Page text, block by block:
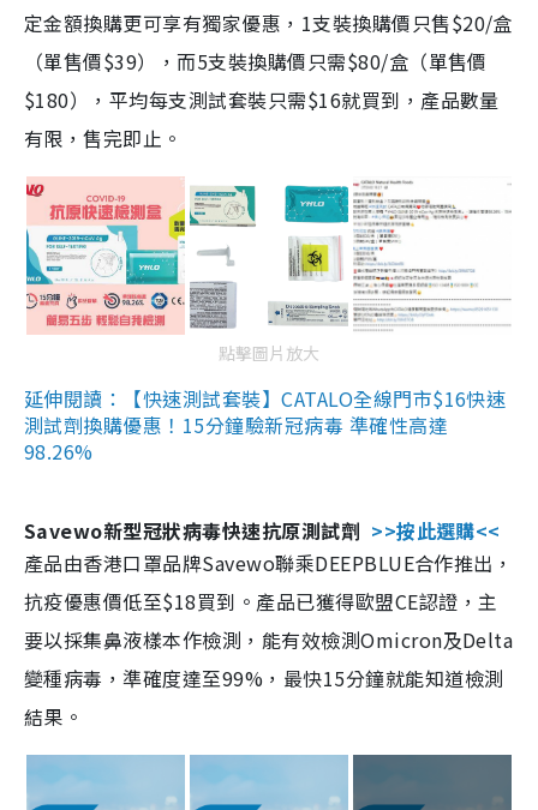
定金額換購更可享有獨家優惠，1支裝換購價只售$20/盒
（單售價$39），而5支裝換購價只需$80/盒（單售價
$180），平均每支測試套裝只需$16就買到，產品數量
有限，售完即止。
點擊圖片放大
延伸閱讀：【快速測試套裝】CATALO全線門市$16快速
測試劑換購優惠！15分鐘驗新冠病毒 準確性高達
98.26%
Savewo新型冠狀病毒快速抗原測試劑 >>按此選購<<
產品由香港口罩品牌Savewo聯乘DEEPBLUE合作推出，
抗疫優惠價低至$18買到。產品已獲得歐盟CE認證，主
要以採集鼻液樣本作檢測，能有效檢測Omicron及Delta
變種病毒，準確度達至99%，最快15分鐘就能知道檢測
結果。